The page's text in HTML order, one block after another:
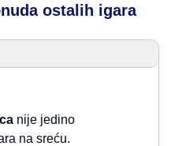
ostalih igara
nije jedino
na sreću.